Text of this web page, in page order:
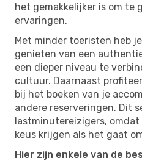
het gemakkelijker is om te
ervaringen.
Met minder toeristen heb
genieten van een
een dieper niveau te
cultuur. Daarnaast
bij het boeken van je
andere reserveringen. Dit
lastminutereizigers,
keus krijgen als het gaat
Hier zijn enkele van de